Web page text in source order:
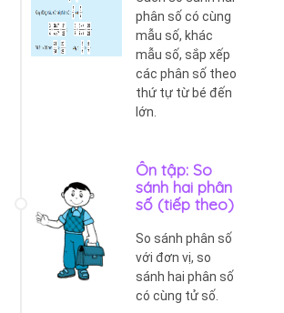
phân số có cùng
mẫu số, khác
mẫu số, sắp xếp
các phân số theo
thứ tự từ bé đến
lớn.
Ôn tập: So
sánh hai phân
số (tiếp theo)
So sánh phân số
với đơn vị, so
sánh hai phân số
có cùng tử số.